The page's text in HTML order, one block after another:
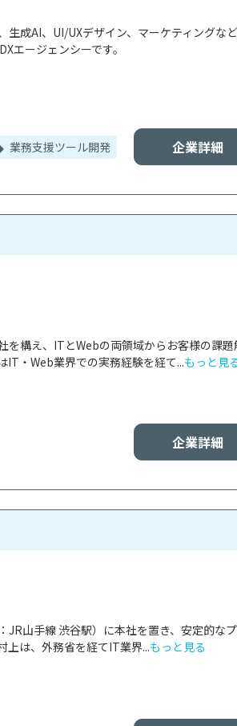
成AI、UI/UXデザイン、マーケティングな
エージェンシーです。
企業詳細
業務支援ツール開発
を構え、ITとWebの両領域からお客様の課題
IT・Web業界での実務経験を経て...もっと見
企業詳細
山手線 渋谷駅）に本社を置き、安定的な
上は、外務省を経てIT業界...もっと見る